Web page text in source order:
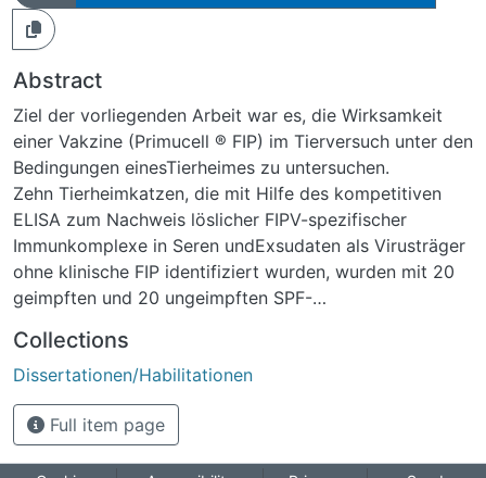
Abstract
Ziel der vorliegenden Arbeit war es, die Wirksamkeit
einer Vakzine (Primucell ® FIP) im Tierversuch unter den
Bedingungen einesTierheimes zu untersuchen.
Zehn Tierheimkatzen, die mit Hilfe des kompetitiven
ELISA zum Nachweis löslicher FIPV-spezifischer
Immunkomplexe in Seren undExsudaten als Virusträger
ohne klinische FIP identifiziert wurden, wurden mit 20
geimpften und 20 ungeimpften SPF-
Im Versuchszeitraum erkrankte der überwiegende Teil
der SPF-Tiere an FIP. Ein SPF-Tier überlebte eine
vermutliche FIPV-Infektion mitklinischer Manifestation.
Sie genas nach abgeklungener Symptomatik
Collections
Dissertationen/Habilitationen
Full item page